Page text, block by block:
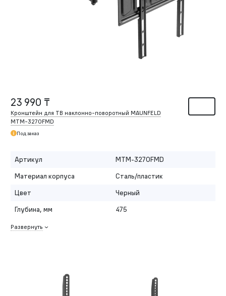
23 990 ₸
Кронштейн для ТВ наклонно-поворотный MAUNFELD
MTM-3270FMD
Под заказ
Артикул
MTM-3270FMD
Материал корпуса
Сталь/пластик
Цвет
Черный
Глубина, мм
475
Развернуть